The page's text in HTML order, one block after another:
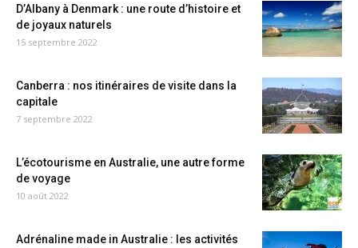
D’Albany à Denmark : une route d’histoire et
de joyaux naturels
15 septembre 2022
Canberra : nos itinéraires de visite dans la
capitale
7 septembre 2022
L’écotourisme en Australie, une autre forme
de voyage
10 août 2022
Adrénaline made in Australie : les activités